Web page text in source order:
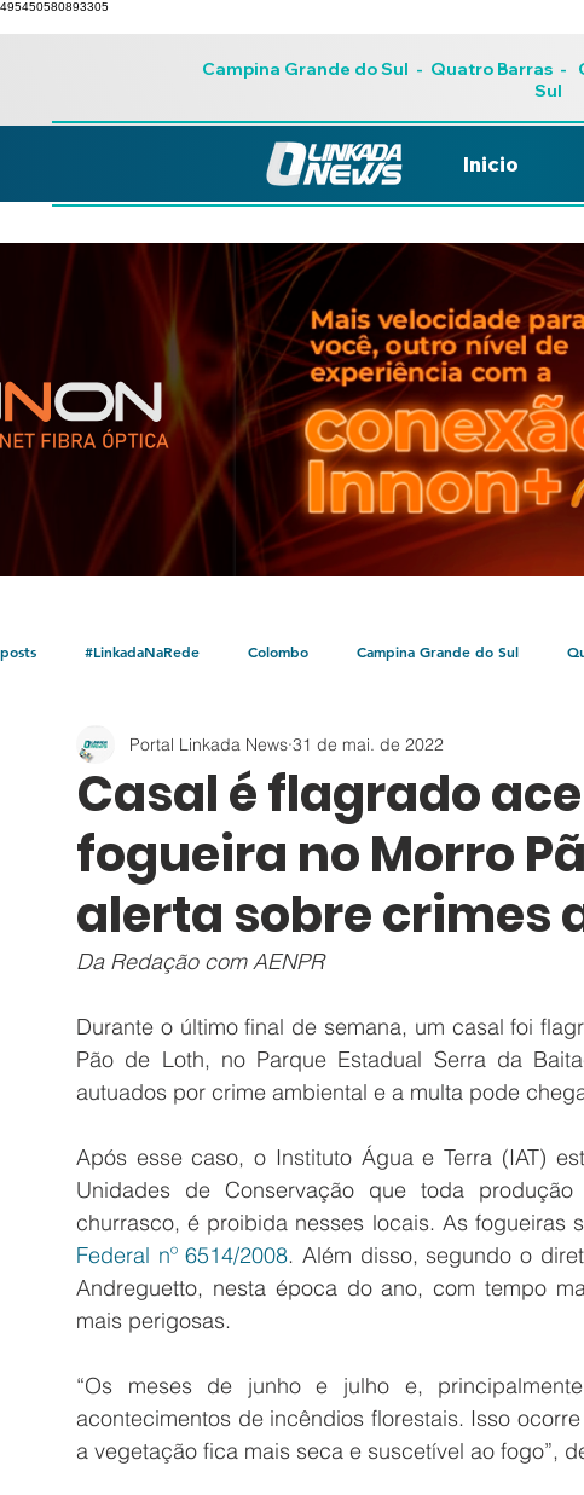
495450580893305
Campina Grande do Sul - Quatro Barras-
Sul
Inicio
#LinkadaNaRede Colombo Campina Grande do Sul
Policial Bocaiúva do Sul Litoral Parceria Linkada
Casal é flagrado
fogueira no Morro
alerta sobre crimes
Portal Linkada News 31 de mai. de 2022
Da Redação com AENPR
Durante o último final de semana, um casal foi
Pão de Loth, no Parque Estadual Serra da
autuados por crime ambiental e a multa pode
Após esse caso, o Instituto Água e Terra (IAT)
Unidades de Conservação que toda
churrasco, é proibida nesses locais. As fogueiras
Federal nº 6514/2008. Além disso, segundo o
Andreguetto, nesta época do ano, com tempo
mais perigosas.
“Os meses de junho e julho e,
acontecimentos de incêndios florestais. Isso
a vegetação fica mais seca e suscetível ao fogo”,